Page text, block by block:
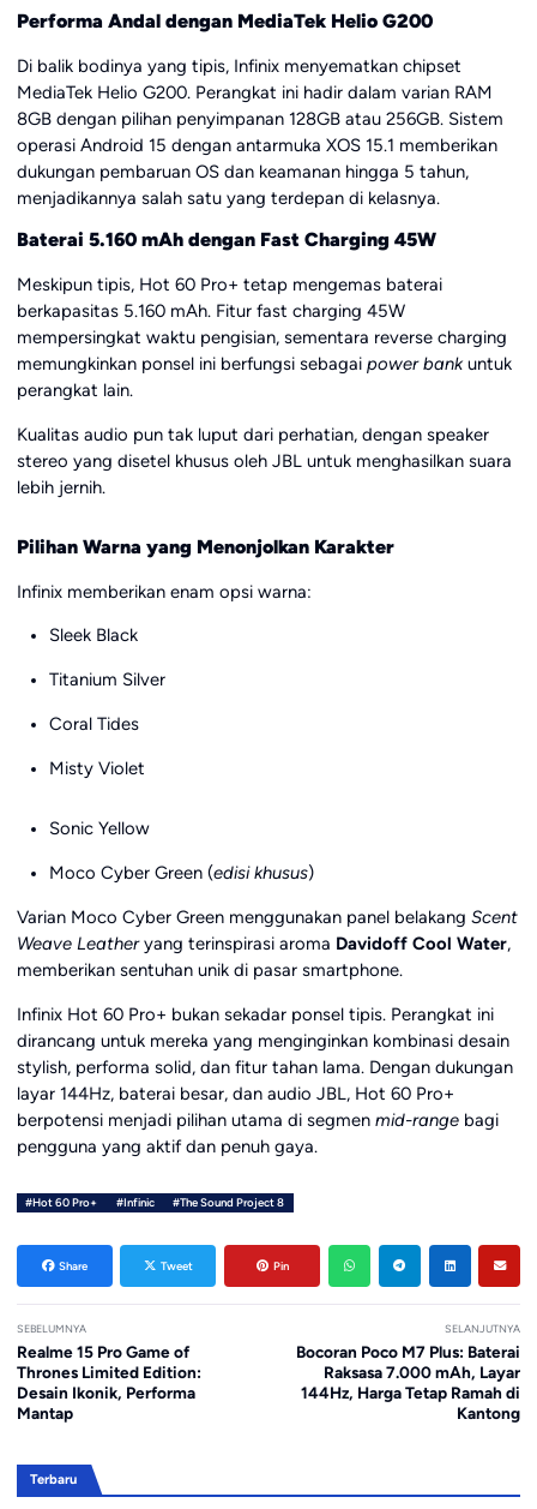
Performa Andal dengan MediaTek Helio G200
Di balik bodinya yang tipis, Infinix menyematkan chipset
MediaTek Helio G200. Perangkat ini hadir dalam varian RAM
8GB dengan pilihan penyimpanan 128GB atau 256GB. Sistem
operasi Android 15 dengan antarmuka XOS 15.1 memberikan
dukungan pembaruan OS dan keamanan hingga 5 tahun,
menjadikannya salah satu yang terdepan di kelasnya.
Baterai 5.160 mAh dengan Fast Charging 45W
Meskipun tipis, Hot 60 Pro+ tetap mengemas baterai
berkapasitas 5.160 mAh. Fitur fast charging 45W
mempersingkat waktu pengisian, sementara reverse charging
memungkinkan ponsel ini berfungsi sebagai power bankuntuk
perangkat lain.
Kualitas audio pun tak luput dari perhatian, dengan speaker
stereo yang disetel khusus oleh JBL untuk menghasilkan suara
lebih jernih.
Pilihan Warna yang Menonjolkan Karakter
Infinix memberikan enam opsi warna:
Sleek Black
Titanium Silver
Coral Tides
Misty Violet
Sonic Yellow
Moco Cyber Green (edisi khusus)
Varian Moco Cyber Green menggunakan panel belakang Scent
Weave Leatheryang terinspirasi aroma Davidoff Cool Water,
memberikan sentuhan unik di pasar smartphone.
Infinix Hot 60 Pro+ bukan sekadar ponsel tipis. Perangkat ini
dirancang untuk mereka yang menginginkan kombinasi desain
stylish, performa solid, dan fitur tahan lama. Dengan dukungan
layar 144Hz, baterai besar, dan audio JBL, Hot 60 Pro+
berpotensi menjadi pilihan utama di segmen mid-rangebagi
pengguna yang aktif dan penuh gaya.
#Hot 60 Pro+ #Infinic #The Sound Project 8
Share Tweet Pin
SEBELUMNYA
Realme 15 Pro Game of
Thrones Limited Edition:
Desain Ikonik, Performa
Mantap
SELANJUTNYA
Bocoran Poco M7 Plus: Baterai
Raksasa 7.000 mAh, Layar
144Hz, Harga Tetap Ramah di
Kantong
Terbaru